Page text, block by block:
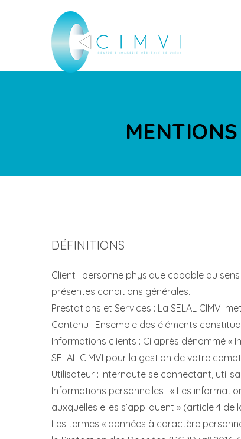
DÉFINITIONS
Client : personne physique capable au
présentes conditions générales.
Prestations et Services : La SELAL CIMVI
Contenu : Ensemble des éléments
Informations clients : Ci après dénommé «
SELAL CIMVI pour la gestion de votre
Utilisateur : Internaute se connectant,
Informations personnelles : « Les
auxquelles elles s’appliquent » (article 4 de
Les termes « données à caractère